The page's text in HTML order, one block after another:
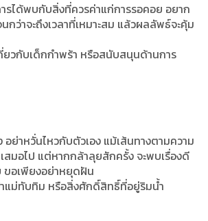
รได้พบกับสิ่งที่ควรค่าแก่การรอคอย อยาก
ว่าจะถึงเวลาที่เหมาะสม แล้วผลลัพธ์จะคุ้ม
ยวกับเด็กกำพร้า หรือสนับสนุนด้านการ
อย่าหวั่นไหวกับตัวเอง แม้เส้นทางตามความ
สมอไป แต่หากกล้าลุยสักครั้ง จะพบเรื่องดี
ขอเพียงอย่าหยุดฝัน
าแม่ทับทิม หรือสิ่งศักดิ์สิทธิ์ที่อยู่ริมน้ำ